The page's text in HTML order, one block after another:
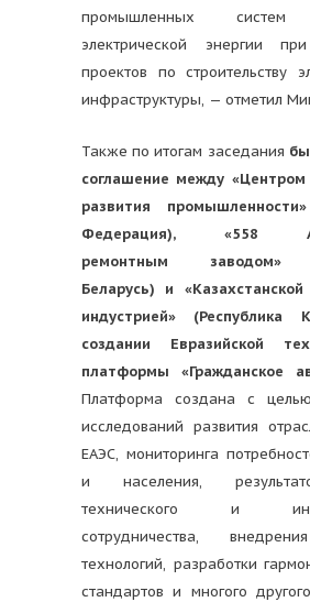
промышленных систем
электрической энергии
проектов по строительству
инфраструктуры, — отметил
Также по итогам заседания
соглашение между «Центром
развития
Федерация), «558
ремонтным заводом»
Беларусь) и
индустрией» (Республика
создании Евразийской
платформы «Гражданское
Платформа создана с
исследований развития
ЕАЭС, мониторинга
и населения,
технического и
сотрудничества,
технологий, разработки
стандартов и многого